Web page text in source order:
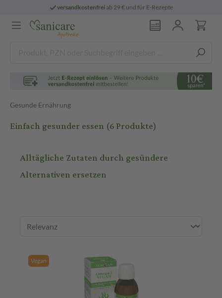
versandkostenfreiab 29 € und für E-Rezepte
Gesunde Ernährung
Einfach gesunder essen (6 Produkte)
Alltägliche Zutaten durch gesündere
Alternativen ersetzen
Vegan